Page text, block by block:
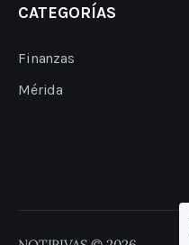
CATEGORÍAS
Finanzas
Mérida